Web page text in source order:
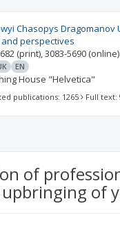
Chasopys Dragomanov
perspectives
(print),3083-5690 (online)
EN
House "Helvetica"
publications: 1265 Full text:
of
of